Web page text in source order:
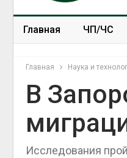
Главная ЧП/ЧС
Главная Наука и
В
Исследования